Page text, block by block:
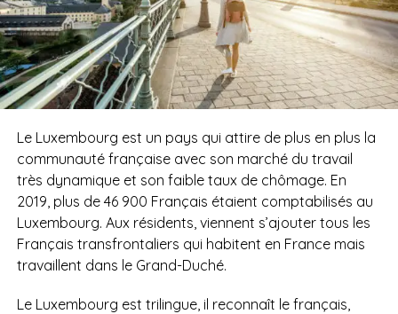
Le Luxembourg est un pays qui attire de plus en plus la
communauté française avec son marché du travail
très dynamique et son faible taux de chômage. En
2019, plus de 46 900 Français étaient comptabilisés au
Luxembourg. Aux résidents, viennent s’ajouter tous les
Français transfrontaliers qui habitent en France mais
travaillent dans le Grand-Duché.
Le Luxembourg est trilingue, il reconnaît le français,